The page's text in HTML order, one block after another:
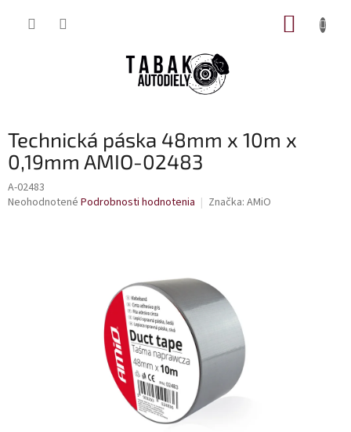
Technická páska 48mm x 10m x
0,19mm AMIO-02483
A-02483
Priemerné
Neohodnotené Podrobnosti hodnotenia Značka: AMiO